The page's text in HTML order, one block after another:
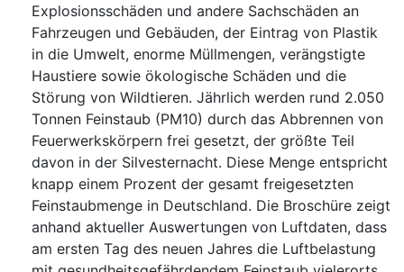
Explosionsschäden und andere Sachschäden an
Fahrzeugen und Gebäuden, der Eintrag von Plastik
in die Umwelt, enorme Müllmengen, verängstigte
Haustiere sowie ökologische Schäden und die
Störung von Wildtieren. Jährlich werden rund 2.050
Tonnen Feinstaub (⁠PM10⁠) durch das Abbrennen von
Feuerwerkskörpern frei gesetzt, der größte Teil
davon in der Silvesternacht. Diese Menge entspricht
knapp einem Prozent der gesamt freigesetzten
Feinstaubmenge in Deutschland. Die Broschüre zeigt
anhand aktueller Auswertungen von Luftdaten, dass
am ersten Tag des neuen Jahres die Luftbelastung